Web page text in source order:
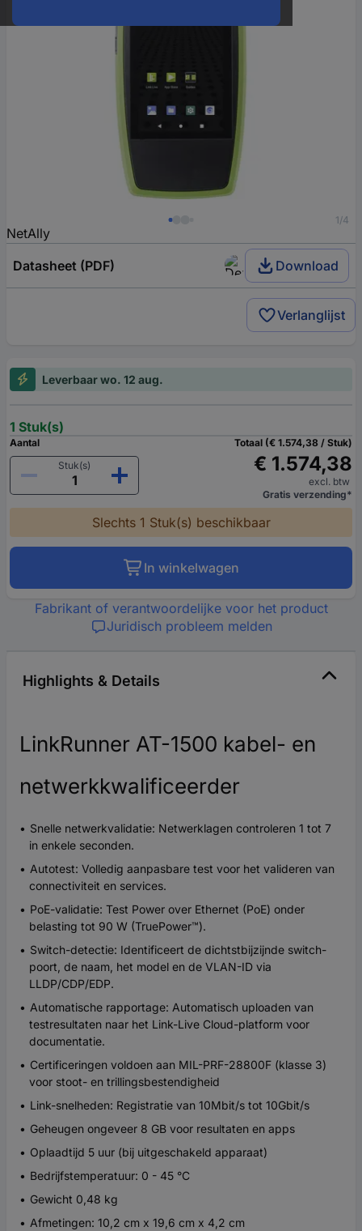
1/4
NetAlly
Datasheet (PDF)
Download
Verlanglijst
Leverbaar wo. 12 aug.
1 Stuk(s)
Aantal
Stuk(s)
Totaal (€ 1.574,38 / Stuk)
€ 1.574,38
excl. btw
Gratis verzending*
Slechts 1 Stuk(s) beschikbaar
In winkelwagen
Fabrikant of verantwoordelijke voor het product
Juridisch probleem melden
Highlights & Details
LinkRunner AT-1500 kabel- en
netwerkkwalificeerder
Snelle netwerkvalidatie: Netwerklagen controleren 1 tot 7
in enkele seconden.
Autotest: Volledig aanpasbare test voor het valideren van
connectiviteit en services.
PoE-validatie: Test Power over Ethernet (PoE) onder
belasting tot 90 W (TruePower™).
Switch-detectie: Identificeert de dichtstbijzijnde switch-
poort, de naam, het model en de VLAN-ID via
LLDP/CDP/EDP.
Automatische rapportage: Automatisch uploaden van
testresultaten naar het Link-Live Cloud-platform voor
documentatie.
Certificeringen voldoen aan MIL-PRF-28800F (klasse 3)
voor stoot- en trillingsbestendigheid
Link-snelheden: Registratie van 10Mbit/s tot 10Gbit/s
Geheugen ongeveer 8 GB voor resultaten en apps
Oplaadtijd 5 uur (bij uitgeschakeld apparaat)
Bedrijfstemperatuur: 0 - 45 °C
Gewicht 0,48 kg
Afmetingen: 10,2 cm x 19,6 cm x 4,2 cm